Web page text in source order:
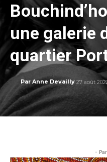
une galerie
quartier
Par Anne Devailly 27 août
-